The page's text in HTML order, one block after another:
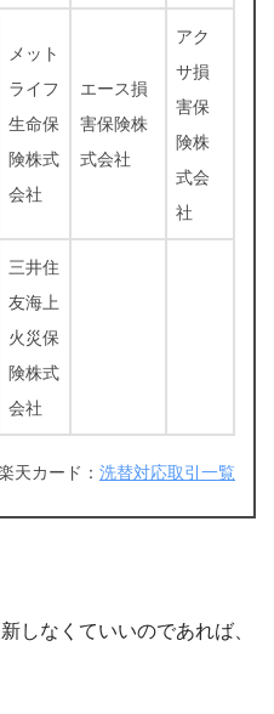
メット
ライフ
生命保
険株式
会社
エース損
害保険株
式会社
アク
サ損
害保
険株
式会
社
三井住
友海上
火災保
険株式
会社
天カード： 洗替対応取引一覧
しなくていいのであれば、